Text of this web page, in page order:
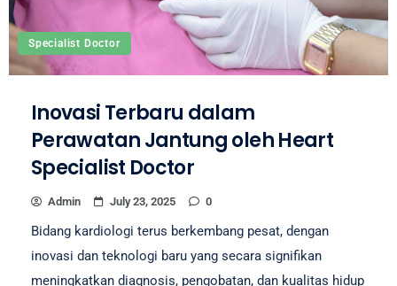
Specialist Doctor
Inovasi Terbaru dalam
Perawatan Jantung oleh Heart
Specialist Doctor
Admin July 23, 2025 0
Bidang kardiologi terus berkembang pesat, dengan
inovasi dan teknologi baru yang secara signifikan
meningkatkan diagnosis, pengobatan, dan kualitas hidup